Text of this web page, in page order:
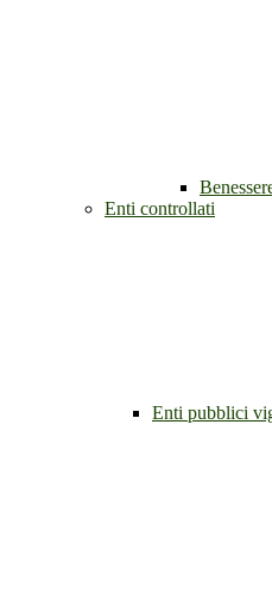
Enti controllati
Enti pubblici